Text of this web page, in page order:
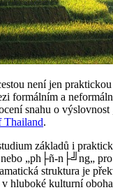
není jen
formálním a
snahu o
Thailand.
základů i
„ph├ñ-n├╝ng„ pro
struktura je
hluboké kulturní